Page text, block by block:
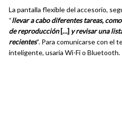
La pantalla flexible del accesorio,
“llevar a cabo diferentes tareas,
de reproducción[…] y revisar una
recientes“. Para comunicarse con el
inteligente, usaría Wi-Fi o Bluetooth.